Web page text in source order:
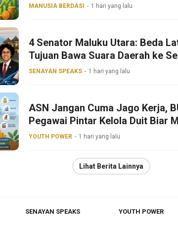
MANUSIA BERDASI 1 hari yang lalu
4 Senator Maluku Utara: Beda
Tujuan Bawa Suara Daerah ke
SENAYAN SPEAKS 1 hari yang lalu
ASN Jangan Cuma Jago Kerja,
Pegawai Pintar Kelola Duit Biar
YOUTH POWER 1 hari yang lalu
Lihat Berita Lainnya
SENAYAN SPEAKS YOUTH POWER